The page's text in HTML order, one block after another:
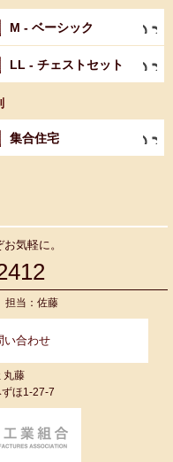
M - ベーシック
LL - チェストセット
集合住宅
気軽に。
当：佐藤
い合わせ
丸藤
ほ1-27-7